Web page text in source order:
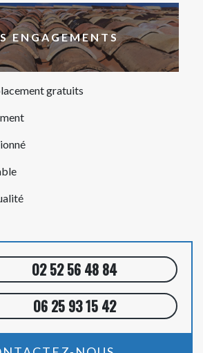
ENGAGEMENTS
gratuits
02 52 56 48 84
06 25 93 15 42